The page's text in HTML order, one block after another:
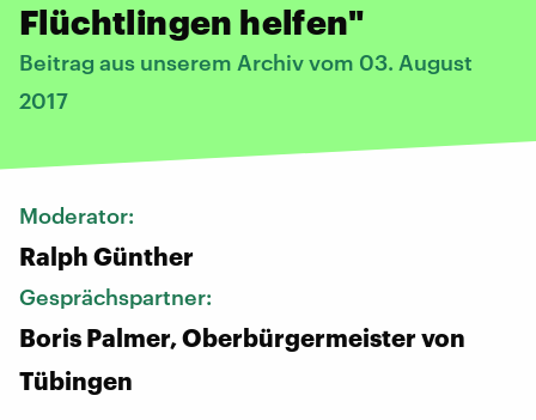
Flüchtlingen helfen"
Beitrag aus unserem Archiv vom 03. August
2017
Moderator:
Ralph Günther
Gesprächspartner:
Boris Palmer, Oberbürgermeister von
Tübingen